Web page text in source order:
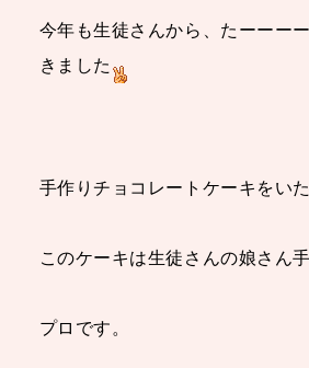
今年も生徒さんから、たーーー
きました
手作りチョコレートケーキをい
このケーキは生徒さんの娘さん
プロです。